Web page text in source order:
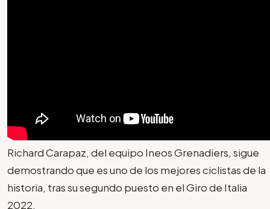
Richard Carapaz, del equipo Ineos Grenadiers, sigue
demostrando que es uno de los mejores ciclistas de la
historia, tras su segundo puesto en el Giro de Italia
2022.